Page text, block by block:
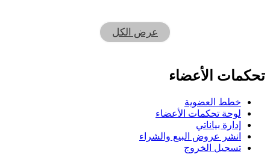
عرض الكل
تحكمات الأعضاء
خطط العضوية
لوحة تحكمات الأعضاء
إدارة بياناتي
انشر عروض البيع والشراء
تسجيل الخروج